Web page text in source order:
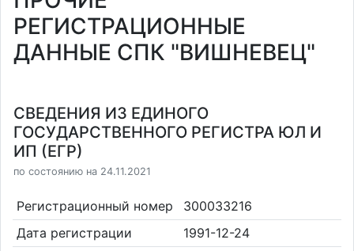
РЕГИСТРАЦИОННЫЕ
ДАННЫЕ СПК "ВИШНЕВЕЦ"
СВЕДЕНИЯ ИЗ ЕДИНОГО
ГОСУДАРСТВЕННОГО РЕГИСТРА ЮЛ И
ИП (ЕГР)
по состоянию на 24.11.2021
Регистрационный номер
300033216
Дата регистрации
1991-12-24